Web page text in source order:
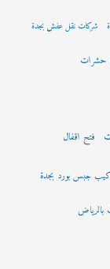
شركات نقل عفش بجدة
حشرات
فتح اقفال
جبس بورد بجدة
بالرياض